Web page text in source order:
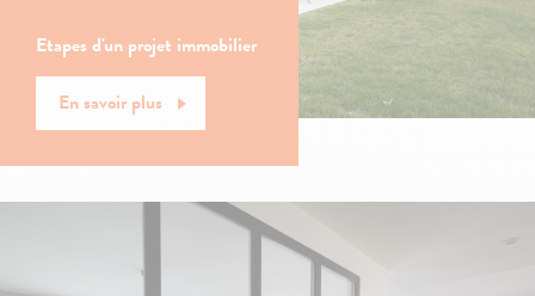
Etapes d'un projet immobilier
En savoir plus